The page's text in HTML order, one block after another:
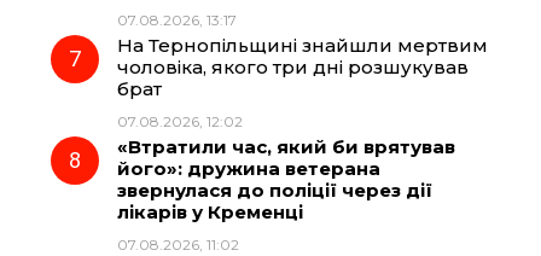
07.08.2026, 13:17
На Тернопільщині знайшли мертвим
чоловіка, якого три дні розшукував
брат
07.08.2026, 12:02
«Втратили час, який би врятував
його»: дружина ветерана
звернулася до поліції через дії
лікарів у Кременці
07.08.2026, 11:02